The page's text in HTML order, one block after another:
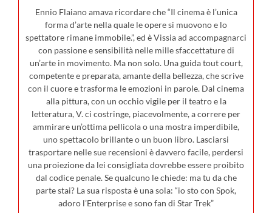
Ennio Flaiano amava ricordare che “Il cinema è l’unica
forma d’arte nella quale le opere si muovono e lo
spettatore rimane immobile.”, ed è Vissia ad accompagnarci
con passione e sensibilità nelle mille sfaccettature di
un’arte in movimento. Ma non solo. Una guida tout court,
competente e preparata, amante della bellezza, che scrive
con il cuore e trasforma le emozioni in parole. Dal cinema
alla pittura, con un occhio vigile per il teatro e la
letteratura, V. ci costringe, piacevolmente, a correre per
ammirare un’ottima pellicola o una mostra imperdibile,
uno spettacolo brillante o un buon libro. Lasciarsi
trasportare nelle sue recensioni è davvero facile, perdersi
una proiezione da lei consigliata dovrebbe essere proibito
dal codice penale. Se qualcuno le chiede: ma tu da che
parte stai? La sua risposta è una sola: “io sto con Spok,
adoro l’Enterprise e sono fan di Star Trek”